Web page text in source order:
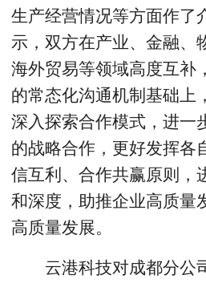
生产经营情况等方面作了
示，双方在产业、金融、
海外贸易等领域高度互补
的常态化沟通机制基础上
深入探索合作模式，进一
的战略合作，更好发挥各
信互利、合作共赢原则，
和深度，助推企业高质量
高质量发展。
云港科技对成都分公